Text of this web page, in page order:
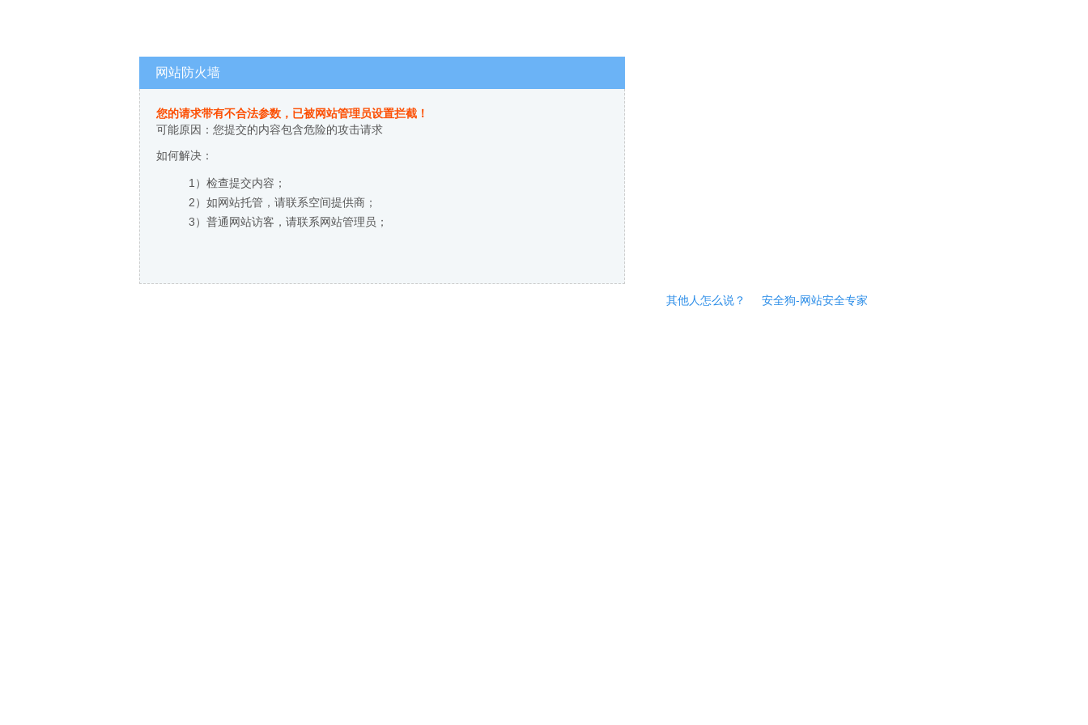
网站防火墙
您的请求带有不合法参数，已被网站管理员设置拦截！
可能原因：您提交的内容包含危险的攻击请求
如何解决：
1）检查提交内容；
2）如网站托管，请联系空间提供商；
3）普通网站访客，请联系网站管理员；
其他人怎么说？ 安全狗-网站安全专家